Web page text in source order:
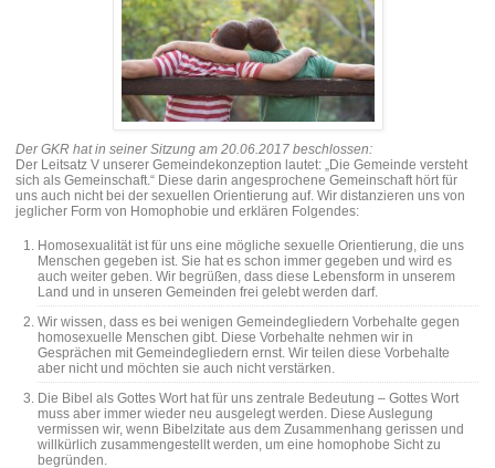
Der GKR hat in seiner Sitzung am 20.06.2017 beschlossen:
Der Leitsatz V unserer Gemeindekonzeption lautet: „Die Gemeinde versteht
sich als Gemeinschaft.“ Diese darin angesprochene Gemeinschaft hört für
uns auch nicht bei der sexuellen Orientierung auf. Wir distanzieren uns von
jeglicher Form von Homophobie und erklären Folgendes:
Homosexualität ist für uns eine mögliche sexuelle Orientierung, die uns
Menschen gegeben ist. Sie hat es schon immer gegeben und wird es
auch weiter geben. Wir begrüßen, dass diese Lebensform in unserem
Land und in unseren Gemeinden frei gelebt werden darf.
Wir wissen, dass es bei wenigen Gemeindegliedern Vorbehalte gegen
homosexuelle Menschen gibt. Diese Vorbehalte nehmen wir in
Gesprächen mit Gemeindegliedern ernst. Wir teilen diese Vorbehalte
aber nicht und möchten sie auch nicht verstärken.
Die Bibel als Gottes Wort hat für uns zentrale Bedeutung – Gottes Wort
muss aber immer wieder neu ausgelegt werden. Diese Auslegung
vermissen wir, wenn Bibelzitate aus dem Zusammenhang gerissen und
willkürlich zusammengestellt werden, um eine homophobe Sicht zu
begründen.